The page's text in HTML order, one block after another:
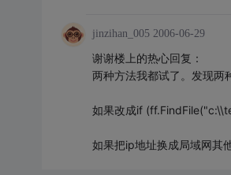
jinzihan_005 2006-06-29
谢谢楼上的热心回复：
两种方法我都试了。发现
如果改成if
如果把ip地址换成局域网其